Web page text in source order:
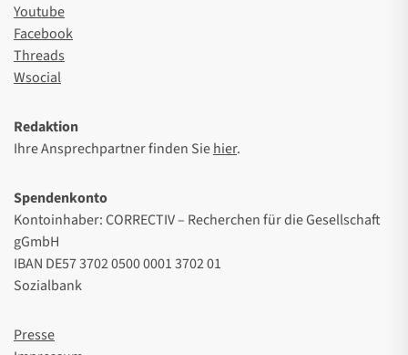
Youtube
Facebook
Threads
Wsocial
Redaktion
Ihre Ansprechpartner finden Siehier.
Spendenkonto
Kontoinhaber: CORRECTIV – Recherchen für die Gesellschaft
gGmbH
IBAN DE57 3702 0500 0001 3702 01
Sozialbank
Presse